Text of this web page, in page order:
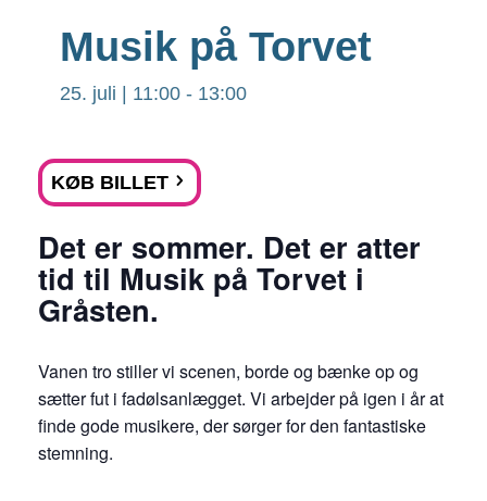
Musik på Torvet
25. juli | 11:00 - 13:00
KØB BILLET
Det er sommer. Det er atter
tid til Musik på Torvet i
Gråsten.
Vanen tro stiller vi scenen, borde og bænke op og
sætter fut i fadølsanlægget. Vi arbejder på igen i år at
finde gode musikere, der sørger for den fantastiske
stemning.